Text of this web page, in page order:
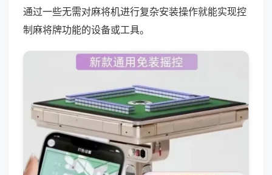
通过一些无需对麻将机进行复杂安装操作就能实现控
制麻将牌功能的设备或工具。